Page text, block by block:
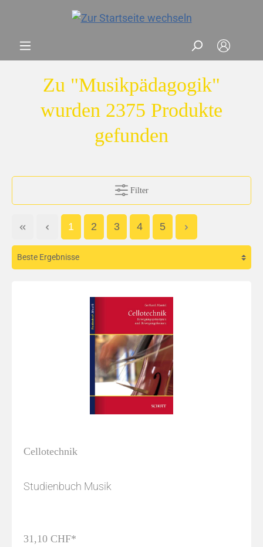
Zu "Musikpädagogik"
wurden 2375 Produkte
gefunden
Filter
1 2 3 4 5
Cellotechnik
Studienbuch Musik
31,10 CHF*